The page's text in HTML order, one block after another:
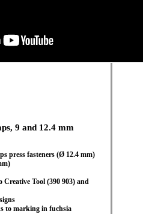
9 and 12.4 mm
press fasteners (Ø 12.4 mm)
Creative Tool (390 903) and
to marking in fuchsia